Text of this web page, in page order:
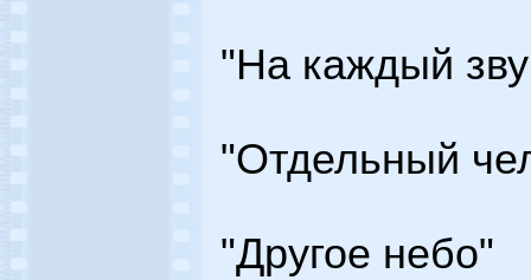
"На каждый
"Отдельный
"Другое небо"